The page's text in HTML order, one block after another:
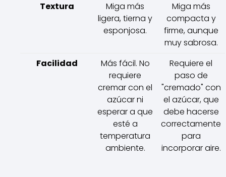
Textura
Miga más
ligera, tierna y
esponjosa.
Miga más
compacta y
firme, aunque
muy sabrosa.
Facilidad
Más fácil. No
requiere
cremar con el
azúcar ni
esperar a que
esté a
temperatura
ambiente.
Requiere el
paso de
"cremado" con
el azúcar, que
debe hacerse
correctamente
para
incorporar aire.